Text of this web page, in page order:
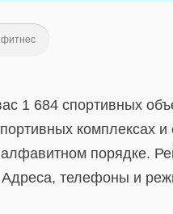
1 684 спортивных
комплексах
порядке.
телефоны и